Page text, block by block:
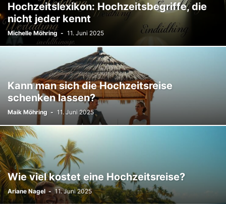
Hochzeitslexikon: Hochzeitsbegriffe, die
nicht jeder kennt
Michelle Möhring - 11. Juni 2025
Kann man sich die Hochzeitsreise
schenken lassen?
Maik Möhring - 11. Juni 2025
Wie viel kostet eine Hochzeitsreise?
Ariane Nagel - 11. Juni 2025